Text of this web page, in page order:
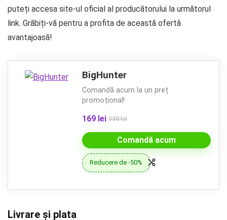
puteți accesa site-ul oficial al producătorului la următorul
link. Grăbiți-vă pentru a profita de această ofertă
avantajoasă!
BigHunter
Comandă acum la un preț
promoțional!
169 lei 338 lei
Comandă acum
Reducere de -50%
Livrare și plata